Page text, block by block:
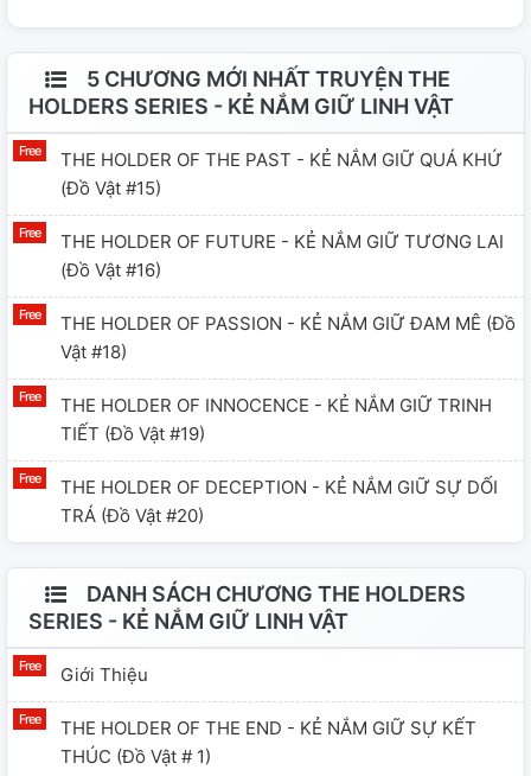
5 CHƯƠNG MỚI NHẤT TRUYỆN THE
HOLDERS SERIES - KẺ NẮM GIỮ LINH VẬT
THE HOLDER OF THE PAST - KẺ NẮM GIỮ QUÁ KHỨ
(đồ Vật #15)
THE HOLDER OF FUTURE - KẺ NẮM GIỮ TƯƠNG LAI
(đồ Vật #16)
THE HOLDER OF PASSION - KẺ NẮM GIỮ ĐAM MÊ (đồ
Vật #18)
THE HOLDER OF INNOCENCE - KẺ NẮM GIỮ TRINH
TIẾT (đồ Vật #19)
THE HOLDER OF DECEPTION - KẺ NẮM GIỮ SỰ DỐI
TRÁ (đồ Vật #20)
DANH SÁCH CHƯƠNG THE HOLDERS
SERIES - KẺ NẮM GIỮ LINH VẬT
Giới Thiệu
THE HOLDER OF THE END - KẺ NẮM GIỮ SỰ KẾT
THÚC (đồ Vật # 1)